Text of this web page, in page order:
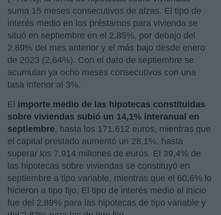
suma 15 meses consecutivos de alzas. El tipo de
interés medio en los préstamos para vivienda se
situó en septiembre en el 2,85%, por debajo del
2,89% del mes anterior y el más bajo desde enero
de 2023 (2,64%). Con el dato de septiembre se
acumulan ya ocho meses consecutivos con una
tasa inferior al 3%.
El importe medio de las hipotecas constituidas
sobre viviendas subió un 14,1% interanual en
septiembre, hasta los 171.612 euros, mientras que
el capital prestado aumentó un 28,1%, hasta
superar los 7.914 millones de euros. El 39,4% de
las hipotecas sobre viviendas se constituyó en
septiembre a tipo variable, mientras que el 60,6% lo
hicieron a tipo fijo. El tipo de interés medio al inicio
fue del 2,89% para las hipotecas de tipo variable y